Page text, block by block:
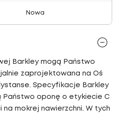
Nowa
Barkley mogą Państwo
zaprojektowana na Oś
Specyfikacje Barkley
Państwo oponę o etykiecie C
mokrej nawierzchni. W tych